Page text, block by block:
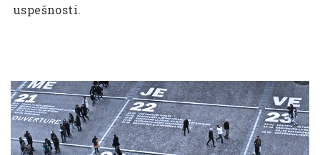
uspešnosti.